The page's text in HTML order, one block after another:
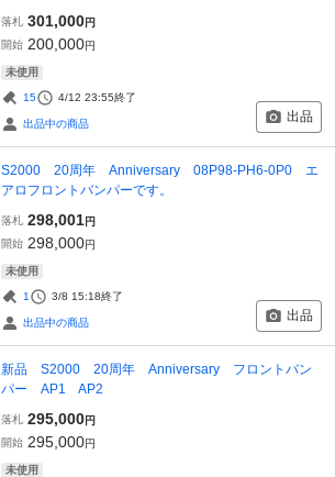
落札 301,000円
開始 200,000円
未使用
15 4/12 23:55終了
出品中の商品 出品
S2000 20周年 Anniversary 08P98-PH6-0P0 エ
アロフロントバンパーです。
落札 298,001円
開始 298,000円
未使用
1 3/8 15:18終了
出品中の商品 出品
新品 S2000 20周年 Anniversary フロントバン
パー AP1 AP2
落札 295,000円
開始 295,000円
未使用